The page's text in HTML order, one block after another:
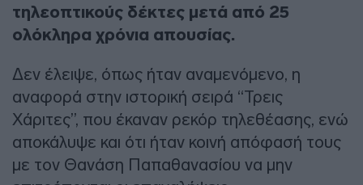
τηλεοπτικούς δέκτες μετά από 25
ολόκληρα χρόνια απουσίας.
Δεν έλειψε, όπως ήταν αναμενόμενο, η
αναφορά στην ιστορική σειρά “Τρεις
Χάριτες”, που έκαναν ρεκόρ τηλεθέασης, ενώ
αποκάλυψε και ότι ήταν κοινή απόφασή τους
με τον Θανάση Παπαθανασίου να μην